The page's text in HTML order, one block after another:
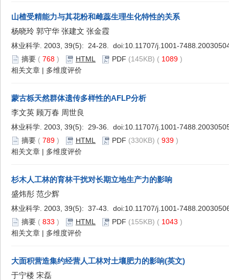
山楂受精能力与其花粉和雌蕊生理生化特性的关系
杨晓玲 郭守华 张建文 张金霞
林业科学. 2003, 39(5): 24-28. doi:10.11707/j.1001-
摘要 ( 768 ) HTML PDF (145KB) ( 1089 )
相关文章 | 多维度评价
蒙古栎天然群体遗传多样性的AFLP分析
李文英 顾万春 周世良
林业科学. 2003, 39(5): 29-36. doi:10.11707/j.1001-
摘要 ( 789 ) HTML PDF (330KB) ( 939 )
相关文章 | 多维度评价
杉木人工林的育林干扰对长期立地生产力的影响
盛炜彤 范少辉
林业科学. 2003, 39(5): 37-43. doi:10.11707/j.1001-
摘要 ( 833 ) HTML PDF (155KB) ( 1043 )
相关文章 | 多维度评价
大面积营造集约经营人工林对土壤肥力的影响(英文)
于宁楼 宋磊